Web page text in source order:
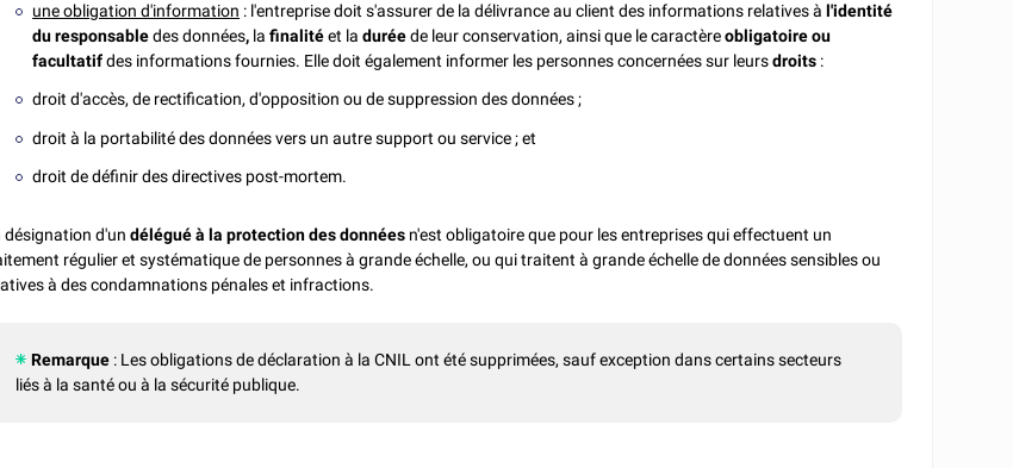
une obligation d'information : l'entreprise doit s'assurer de la délivrance au client des informations relatives à l'identité
du responsabledes données, lafinalitéet laduréede leur conservation, ainsi que le caractèreobligatoire ou
facultatifdes informations fournies. Elle doit également informer les personnes concernées sur leursdroits :
droit d'accès, de rectification, d'opposition ou de suppression des données ;
droit à la portabilité des données vers un autre support ou service ; et
droit de définir des directives post-mortem.
désignation d'undélégué à la protection des données n'est obligatoire que pour les entreprises qui effectuent un
régulier et systématique de personnes à grande échelle, ou qui traitent à grande échelle de données sensibles ou
à des condamnations pénales et infractions.
Remarque : Les obligations de déclaration à la CNIL ont été supprimées, sauf exception dans certains secteurs
liés à la santé ou à la sécurité publique.